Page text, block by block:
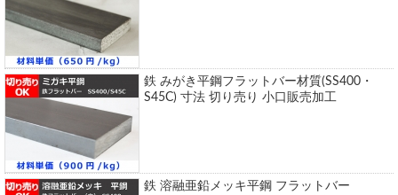
鉄 みがき平鋼フラットバー材質(SS400・
S45C) 寸法 切り売り 小口販売加工
鉄 溶融亜鉛メッキ平鋼 フラットバー